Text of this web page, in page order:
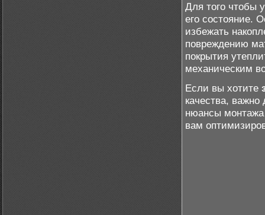
Для того чтобы
его состояние.
избежать
повреждению
покрытия
механическим
Если вы хотите
качества,
нюансы монтажа
вам